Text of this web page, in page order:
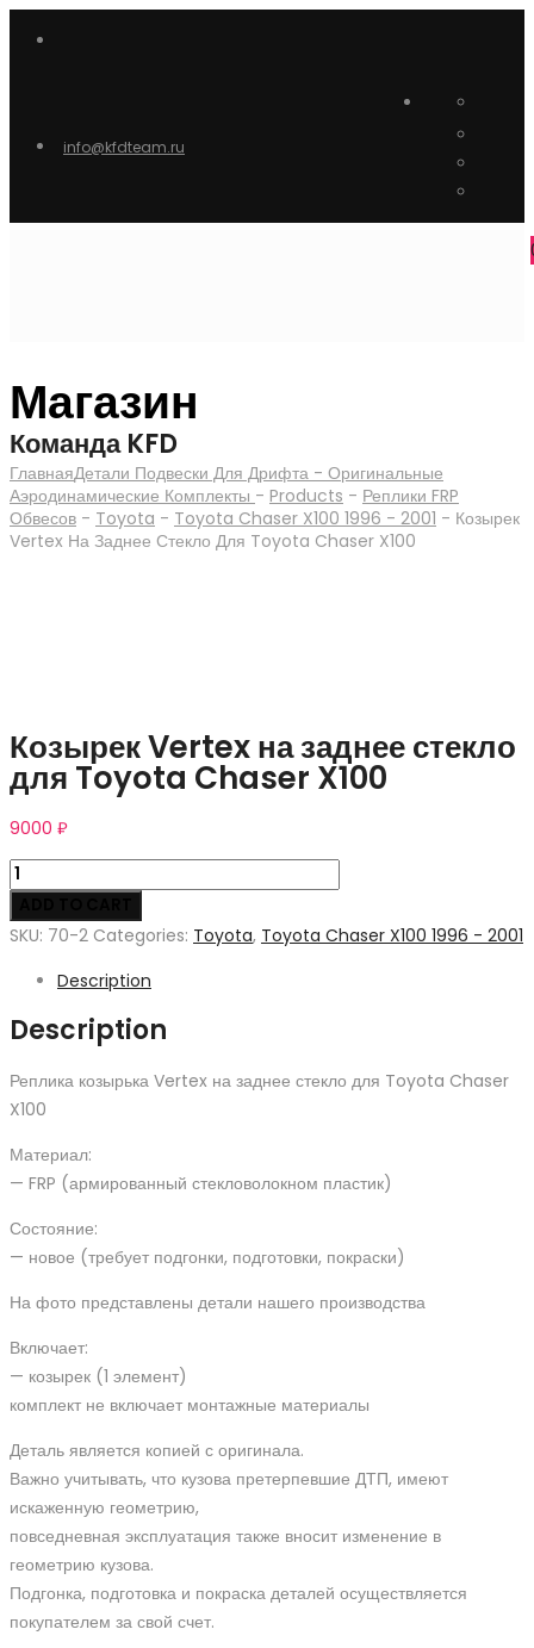
info@kfdteam.ru
Команда KFD
Магазин
ГлавнаяДетали Подвески Для Дрифта - Оригинальные
Аэродинамические Комплекты - Products - Реплики FRP
Обвесов - Toyota - Toyota Chaser X100 1996 - 2001 - Козырек
Vertex На Заднее Стекло Для Toyota Chaser X100
Козырек Vertex на заднее стекло
для Toyota Chaser X100
9000 ₽
Козырек
Vertex
на
стекло
для
Toyota
Chaser
X100
SKU: 70-2 Categories: Toyota, Toyota Chaser X100 1996 - 2001
Description
Description
Реплика козырька Vertex на заднее стекло для Toyota Chaser
X100
Материал:
— FRP (армированный стекловолокном пластик)
Состояние:
— новое (требует подгонки, подготовки, покраски)
На фото представлены детали нашего производства
Включает:
— козырек (1 элемент)
комплект не включает монтажные материалы
Деталь является копией с оригинала.
Важно учитывать, что кузова претерпевшие ДТП, имеют
искаженную геометрию,
повседневная эксплуатация также вносит изменение в
геометрию кузова.
Подгонка, подготовка и покраска деталей осуществляется
покупателем за свой счет.